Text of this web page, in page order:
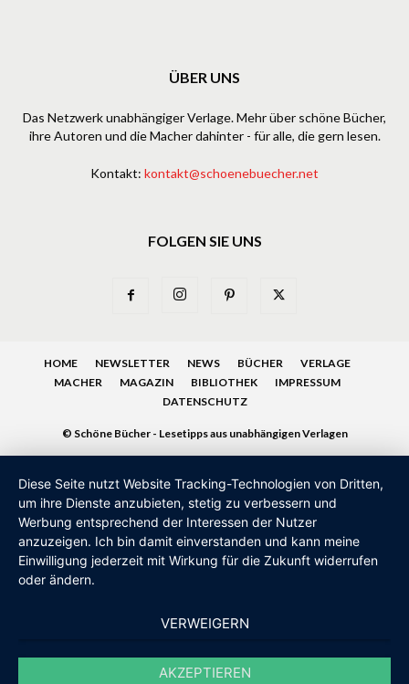
ÜBER UNS
Das Netzwerk unabhängiger Verlage. Mehr über schöne Bücher,
ihre Autoren und die Macher dahinter - für alle, die gern lesen.
Kontakt: kontakt@schoenebuecher.net
FOLGEN SIE UNS
HOME NEWSLETTER NEWS BÜCHER
VERLAGE
MACHER
MAGAZIN BIBLIOTHEK
IMPRESSUM
DATENSCHUTZ
© Schöne Bücher - Lesetipps aus unabhängigen Verlagen
Diese Seite nutzt Website Tracking-Technologien von Dritten,
um ihre Dienste anzubieten, stetig zu verbessern und
Werbung entsprechend der Interessen der Nutzer
anzuzeigen. Ich bin damit einverstanden und kann meine
Einwilligung jederzeit mit Wirkung für die Zukunft widerrufen
oder ändern.
VERWEIGERN
AKZEPTIEREN